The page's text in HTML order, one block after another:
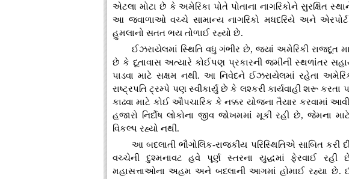
એટલા મોટા છે કે અમેરિકા પોતે પોતાના નાગરિકોને સુરક્ષિત
આ જ્વાળાઓ વચ્ચે સામાન્ય નાગરિકો મધદરિયે અને
હુમલાનો સતત ભય તોળાઈ રહ્યો છે.
ઈઝરાયેલમાં સ્થિતિ વધુ ગંભીર છે, જ્યાં અમેરિકી રાજદૂત
છે કે દૂતાવાસ અત્યારે કોઈપણ પ્રકારની જમીની સ્થળાંતર સહાય
પાડવા માટે સક્ષમ નથી. આ નિવેદને ઈઝરાયેલમાં રહેતા
રાષ્ટ્રપતિ ટ્રમ્પે પણ સ્વીકાર્યું છે કે લશ્કરી કાર્યવાહી શરૂ
કાઢવા માટે કોઈ ઔપચારિક કે નક્કર યોજના તૈયાર કરવામાં
હજારો નિર્દોષ લોકોના જીવ જોખમમાં મૂકી રહી છે, જેમના
વિકલ્પ રહ્યો નથી.
આ બદલાતી ભૌગોલિક-રાજકીય પરિસ્થિતિએ સાબિત
વચ્ચેની દુશ્મનાવટ હવે પૂર્ણ સ્તરના યુદ્ધમાં ફેરવાઈ રહી
મહાસત્તાઓના અહમ અને બદલાની આગમાં હોમાઈ રહ્યા છે.